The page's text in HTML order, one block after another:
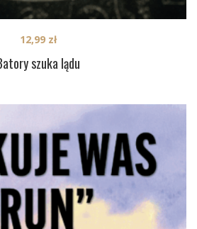
szuka lądu
12,99 zł